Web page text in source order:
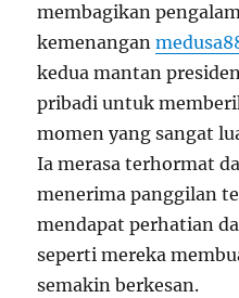
membagikan
kemenangan
kedua mantan
pribadi untuk
momen yang sangat
Ia merasa terhormat
menerima panggilan
mendapat perhatian
seperti mereka
semakin berkesan.